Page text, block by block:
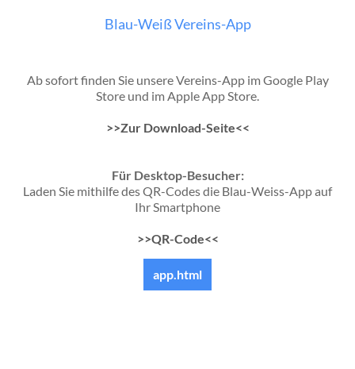
Blau-Weiß Vereins-App
Ab sofort finden Sie unsere Vereins-App im Google Play
Store und im Apple App Store.
>>Zur Download-Seite<<
Für Desktop-Besucher:
Laden Sie mithilfe des QR-Codes die Blau-Weiss-App auf
Ihr Smartphone
>>QR-Code<<
app.html